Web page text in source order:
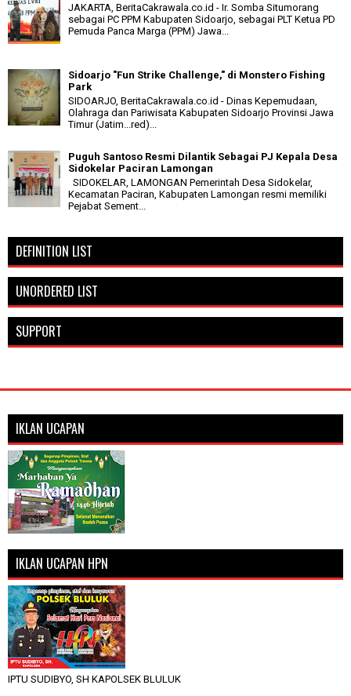
JAKARTA, BeritaCakrawala.co.id - Ir. Somba Situmorang
sebagai PC PPM Kabupaten Sidoarjo, sebagai PLT Ketua PD
Pemuda Panca Marga (PPM) Jawa...
Sidoarjo "Fun Strike Challenge," di Monstero Fishing
Park
SIDOARJO, BeritaCakrawala.co.id - Dinas Kepemudaan,
Olahraga dan Pariwisata Kabupaten Sidoarjo Provinsi Jawa
Timur (Jatim...red)...
Puguh Santoso Resmi Dilantik Sebagai PJ Kepala Desa
Sidokelar Paciran Lamongan
SIDOKELAR, LAMONGAN Pemerintah Desa Sidokelar,
Kecamatan Paciran, Kabupaten Lamongan resmi memiliki
Pejabat Sement...
DEFINITION LIST
UNORDERED LIST
SUPPORT
IKLAN UCAPAN
IKLAN UCAPAN HPN
IPTU SUDIBYO, SH KAPOLSEK BLULUK